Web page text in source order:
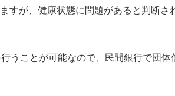
すが、健康状態に問題があると判断
うことが可能なので、民間銀行で団